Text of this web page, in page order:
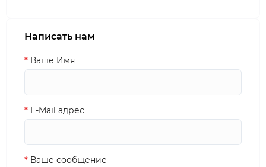
Написать нам
Ваше Имя
E-Mail адрес
Ваше сообщение